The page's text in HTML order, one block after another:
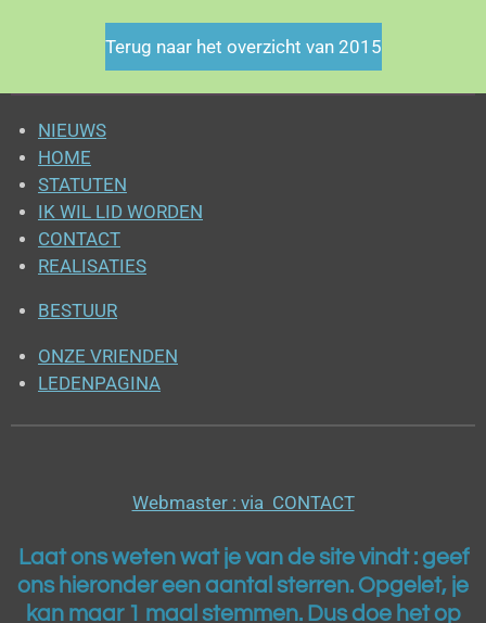
Terug naar het overzicht van 2015
NIEUWS
HOME
STATUTEN
IK WIL LID WORDEN
CONTACT
REALISATIES
BESTUUR
ONZE VRIENDEN
LEDENPAGINA
Webmaster : via CONTACT
Laat ons weten wat je van de site vindt : geef
ons hieronder een aantal sterren. Opgelet, je
kan maar 1 maal stemmen. Dus doe het op